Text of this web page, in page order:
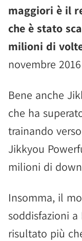
maggiori è il
che è stato
milioni di
novembre
Bene anche
che ha
trainando
Jikkyou
milioni di
Insomma, il
soddisfazioni
risultato più